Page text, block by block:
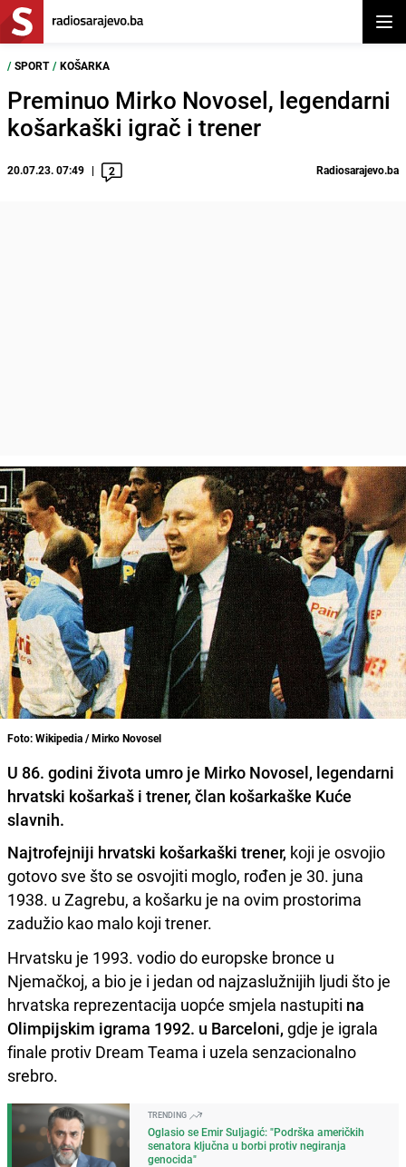
/ SPORT / KOŠARKA
Preminuo Mirko Novosel, legendarni
košarkaški igrač i trener
20.07.23. 07:49 2 Radiosarajevo.ba
Foto: Wikipedia / Mirko Novosel
U 86. godini života umro je Mirko Novosel, legendarni
hrvatski košarkaš i trener, član košarkaške Kuće
slavnih.
Najtrofejniji hrvatski košarkaški trener, koji je osvojio
gotovo sve što se osvojiti moglo, rođen je 30. juna
1938. u Zagrebu, a košarku je na ovim prostorima
zadužio kao malo koji trener.
Hrvatsku je 1993. vodio do europske bronce u
Njemačkoj, a bio je i jedan od najzaslužnijih ljudi što je
hrvatska reprezentacija uopće smjela nastupiti na
Olimpijskim igrama 1992. u Barceloni, gdje je igrala
finale protiv Dream Teama i uzela senzacionalno
srebro.
TRENDING
Oglasio se Emir Suljagić: "Podrška američkih
senatora ključna u borbi protiv negiranja
genocida"